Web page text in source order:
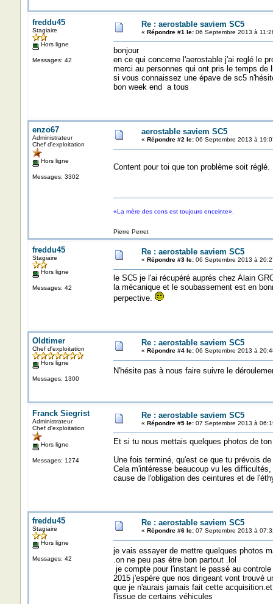
freddu45
Stagiaire
Hors ligne
Messages: 42
Re : aerostable saviem SC5
« Répondre #1 le:06 Septembre 2013 à
bonjour
en ce qui concerne l'aerostable j'ai reglé le
merci au personnes qui ont pris le temps de
si vous connaissez une épave de sc5
bon week end a tous
enzo67
Administrateur
Chef d'exploitation
Hors ligne
Messages: 3302
aerostable saviem SC5
« Répondre #2 le:06 Septembre 2013 à
Content pour toi que ton problème soit
«La mère des cons est toujours enceinte».
Pierre Perret
freddu45
Stagiaire
Hors ligne
Messages: 42
Re : aerostable saviem SC5
« Répondre #3 le:06 Septembre 2013 à
le SC5 je l'ai récupéré auprés chez Alain
la mécanique et le soubassement est en
perpective.
Oldtimer
Chef d'exploitation
Hors ligne
Messages: 1300
Re : aerostable saviem SC5
« Répondre #4 le:06 Septembre 2013 à
N'hésite pas à nous faire suivre le
Franck Siegrist
Administrateur
Chef d'exploitation
Hors ligne
Messages: 1274
Re : aerostable saviem SC5
« Répondre #5 le:07 Septembre 2013 à
Et si tu nous mettais quelques photos de
Une fois terminé, qu'est ce que tu prévois
Cela m'intéresse beaucoup vu les
cause de l'obligation des ceintures et de
freddu45
Stagiaire
Hors ligne
Messages: 42
Re : aerostable saviem SC5
« Répondre #6 le:07 Septembre 2013 à
je vais essayer de mettre quelques photos
.on ne peu pas étre bon partout .lol
je compte pour l'instant le passé au
2015 j'espére que nos dirigeant vont trouvé
que je n'aurais jamais fait cette
l'issue de certains véhicules